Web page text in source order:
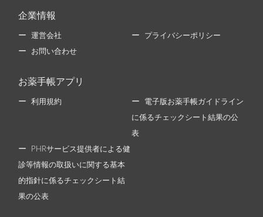
企業情報
運営会社 プライバシーポリシー
お問い合わせ
お薬手帳アプリ
利用規約 電子版お薬手帳ガイドライン
に係るチェックシート結果の公
表
PHRサービス提供者による健
診等情報の取扱いに関する基本
的指針に係るチェックシート結
果の公表